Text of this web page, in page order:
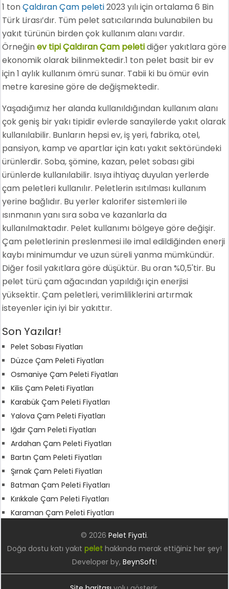
1 tonÇaldıran Çam peleti2023 yılı için ortalama 6 Bin
Türk Lirası’dır. Tüm pelet satıcılarında bulunabilen bu
yakıt türünün birden çok kullanım alanı vardır.
Örneğinev tipi Çaldıran Çam peletidiğer yakıtlara göre
ekonomik olarak bilinmektedir.1 ton pelet basit bir ev
için 1 aylık kullanım ömrü sunar. Tabii ki bu ömür evin
metre karesine göre de değişmektedir.
Yaşadığımız her alanda kullanıldığından kullanım alanı
çok geniş bir yakı tipidir evlerde sanayilerde yakıt olarak
kullanılabilir. Bunların hepsi ev, iş yeri, fabrika, otel,
pansiyon, kamp ve apartlar için katı yakıt sektöründeki
ürünlerdir. Soba, şömine, kazan, pelet sobası gibi
ürünlerde kullanılabilir. Isıya ihtiyaç duyulan yerlerde
çam peletleri kullanılır. Peletlerin ısıtılması kullanım
yerine bağlıdır. Bu yerler kalorifer sistemleri ile
ısınmanın yanı sıra soba ve kazanlarla da
kullanılmaktadır. Pelet kullanımı bölgeye göre değişir.
Çam peletlerinin preslenmesi ile imal edildiğinden enerji
kaybı minimumdur ve uzun süreli yanma mümkündür.
Diğer fosil yakıtlara göre düşüktür. Bu oran %0,5'tir. Bu
pelet türü çam ağacından yapıldığı için enerjisi
yüksektir. Çam peletleri, verimliliklerini artırmak
isteyenler için iyi bir yakıttır.
Son Yazılar!
Pelet Sobası Fiyatları
Düzce Çam Peleti Fiyatları
Osmaniye Çam Peleti Fiyatları
Kilis Çam Peleti Fiyatları
Karabük Çam Peleti Fiyatları
Yalova Çam Peleti Fiyatları
Iğdır Çam Peleti Fiyatları
Ardahan Çam Peleti Fiyatları
Bartın Çam Peleti Fiyatları
Şırnak Çam Peleti Fiyatları
Batman Çam Peleti Fiyatları
Kırıkkale Çam Peleti Fiyatları
Karaman Çam Peleti Fiyatları
© 2026 Pelet Fiyati.
Doğa dostu katı yakıt pelethakkında merak ettiğiniz her şey!
Developer by, BeynSoft!